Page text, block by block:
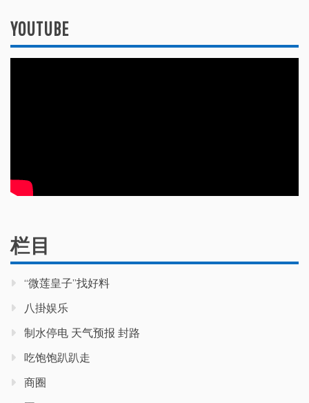
YOUTUBE
栏目
“微莲皇子”找好料
八掛娱乐
制水停电 天气预报 封路
吃饱饱趴趴走
商圈